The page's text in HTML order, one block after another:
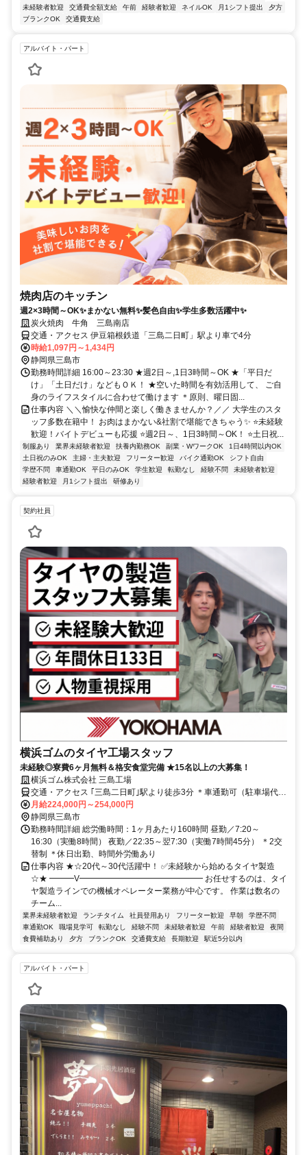
未経験者歓迎
交通費全額支給 午前 経験者歓迎 ネイルOK 月1シフト提出
夕方
ブランクOK
交通費支給
アルバイト・パート
焼肉店のキッチン
週2×3時間～OK✨まかない無料✨髪色自由✨学生多数活躍中✨
炭火焼肉 牛角 三島南店
交通・アクセス 伊豆箱根鉄道「三島二日町」駅より車で4分
時給1,097円～1,434円
静岡県三島市
勤務時間詳細 16:00～23:30 ★週2日～,1日3時間～OK ★「平日だ
け」「土日だけ」などもＯＫ！ ★空いた時間を有効活用して、 ご自
身のライフスタイルに合わせて働けます ＊原則、曜日固...
仕事内容 ＼＼愉快な仲間と楽しく働きませんか？／／ 大学生のスタ
ッフ多数在籍中！ お肉はまかない&社割で堪能できちゃう✨ ⭐未経験
歓迎！バイトデビューも応援 ⭐週2日～、1日3時間～OK！ ⭐土日祝...
制服あり 業界未経験者歓迎 扶養内勤務OK 副業・WワークOK
1日4時間以内OK
土日祝のみOK
主婦・主夫歓迎 フリーター歓迎 バイク通勤OK
シフト自由
学歴不問
車通勤OK 平日のみOK 学生歓迎 転勤なし 経験不問
未経験者歓迎
経験者歓迎
月1シフト提出 研修あり
契約社員
横浜ゴムのタイヤ工場スタッフ
未経験◎寮費6ヶ月無料＆格安食堂完備 ★15名以上の大募集！
横浜ゴム株式会社 三島工場
交通・アクセス ｢三島二日町｣駅より徒歩3分 ＊車通勤可（駐車場代無
料）
月給224,000円～254,000円
静岡県三島市
勤務時間詳細 総労働時間：1ヶ月あたり160時間 昼勤／7:20～
16:30（実働8時間） 夜勤／22:35～翌7:30（実働7時間45分） ＊2交
替制 ＊休日出勤、時間外労働あり
仕事内容 ★☆20代～30代活躍中！ ✅未経験から始めるタイヤ製造
☆★ ━━━V━━━━━━━━━━━━━━━ お任せするのは、タイ
ヤ製造ラインでの機械オペレーター業務が中心です。 作業は数名の
チーム...
業界未経験者歓迎 ランチタイム 社員登用あり フリーター歓迎 早朝
学歴不問
車通勤OK
職場見学可 転勤なし 経験不問 未経験者歓迎 午前 経験者歓迎
夜間
食費補助あり
夕方 ブランクOK 交通費支給 長期歓迎 駅近5分以内
アルバイト・パート